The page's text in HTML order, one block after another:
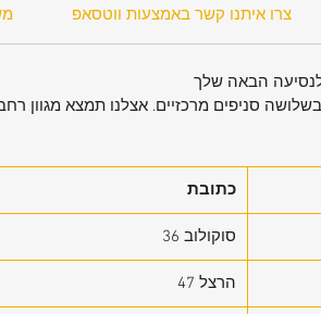
עיצוב
✔ בד פוליאסטר איכותי וחזק העשוי מחומרים
צרו איתנו קשר באמצעות ווטסאפ
סניפים מרכזיים. אצלנו תמצא מגוון
כתובת
סוקולוב 36
הרצל 47